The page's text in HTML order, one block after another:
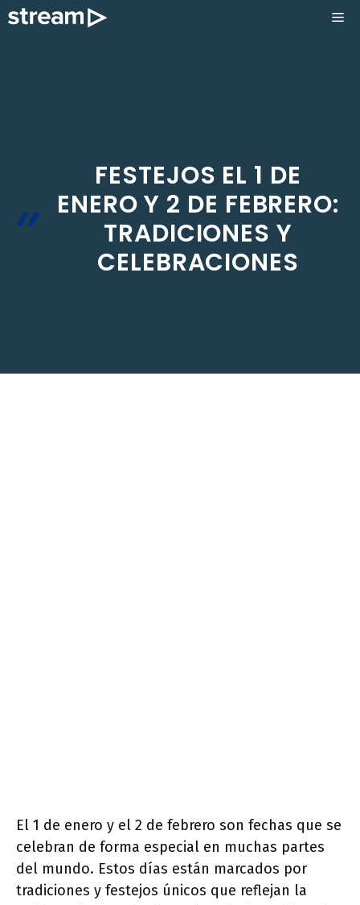
Saltar
FESTEJOS EL 1 DE
ENERO Y 2 DE FEBRERO:
TRADICIONES Y
CELEBRACIONES
El 1 de enero y el 2 de febrero son fechas que se
celebran de forma especial en muchas partes
del mundo. Estos días están marcados por
tradiciones y festejos únicos que reflejan la